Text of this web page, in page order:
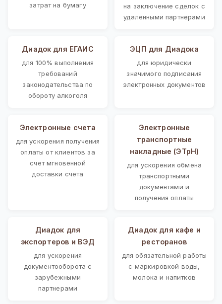
затрат на бумагу
на заключение сделок с
удаленными партнерами
Диадок для ЕГАИС
для 100% выполнения
требований
законодательства по
обороту алкоголя
ЭЦП для Диадока
для юридически
значимого подписания
электронных документов
Электронные счета
для ускорения получения
оплаты от клиентов за
счет мгновенной
доставки счета
Электронные
транспортные
накладные (ЭТрН)
для ускорения обмена
транспортными
документами и
получения оплаты
Диадок для
экспортеров и ВЭД
для ускорения
документооборота с
зарубежными
партнерами
Диадок для кафе и
ресторанов
для обязательной работы
с маркировкой воды,
молока и напитков